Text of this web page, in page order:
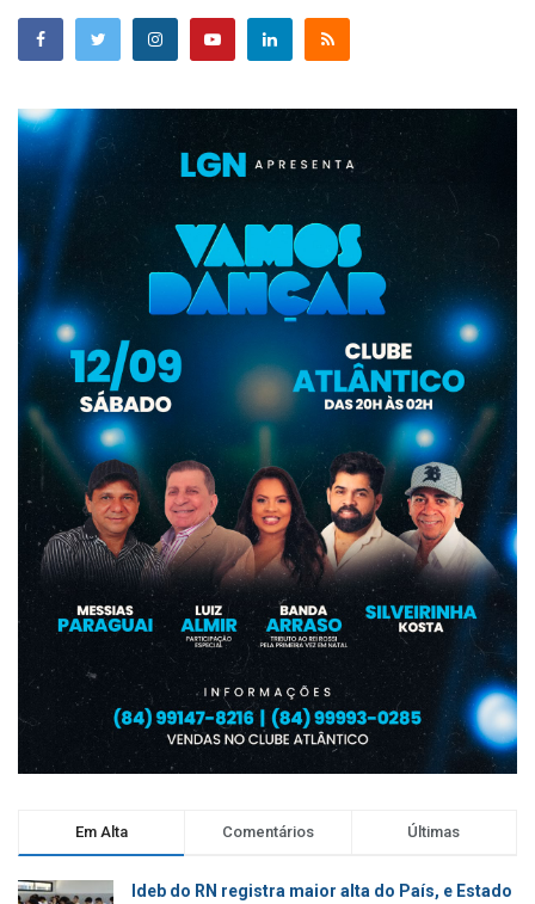
Em Alta Comentários Últimas
Ideb do RN registra maior alta do País, e Estado